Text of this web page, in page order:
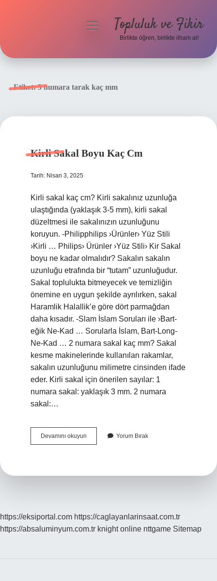
menüyüTopluluk ve Fikir
Birlikte öğren, birlikte ilham al!
Etiket:5 numara tarak kaç mm
Kirli Sakal Boyu Kaç Cm
Tarih: Nisan 3, 2025
Kirli sakal kaç cm? Kirli sakalınız uzunluğa
ulaştığında (yaklaşık 3-5 mm), kirli sakal
düzeltmesi ile sakalınızın uzunluğunu
koruyun. -Philipphilips ›Ürünler› Yüz Stili
›Kirli … Philips› Ürünler ›Yüz Stili› Kir Sakal
boyu ne kadar olmalıdır? Sakalın sakalın
uzunluğu etrafında bir “tutam” uzunluğudur.
Sakal toplulukta bitmeyecek ve temizliğin
önemine en uygun şekilde ayrılırken, sakal
Haramlik Halallik’e göre dört parmağdan
daha kısadır. -Slam İslam Soruları ile ›Bart-
eğik Ne-Kad … Sorularla İslam, Bart-Long-
Ne-Kad … 2 numara sakal kaç mm? Sakal
kesme makinelerinde kullanılan rakamlar,
sakalın uzunluğunu milimetre cinsinden ifade
eder. Kirli sakal için önerilen sayılar: 1
numara sakal: yaklaşık 3 mm. 2 numara
sakal:…
Devamını okuyun
Sakal
Yorum Bırak
https://eksiportal.com https://caglayanlarinsaat.com.tr
https://absaluminyum.com.tr knight online nttgame Sitemap